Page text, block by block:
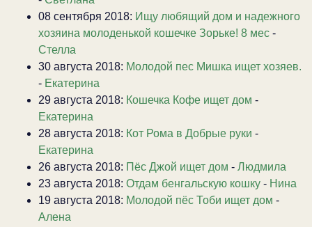
08 сентября 2018: Ищу любящий дом и надежного
хозяина молоденькой кошечке Зорьке! 8 мес -
Стелла
30 августа 2018: Молодой пес Мишка ищет хозяев.
- Екатерина
29 августа 2018: Кошечка Кофе ищет дом -
Екатерина
28 августа 2018: Кот Рома в Добрые руки -
Екатерина
26 августа 2018: Пёс Джой ищет дом - Людмила
23 августа 2018: Отдам бенгальскую кошку - Нина
19 августа 2018: Молодой пёс Тоби ищет дом -
Алена